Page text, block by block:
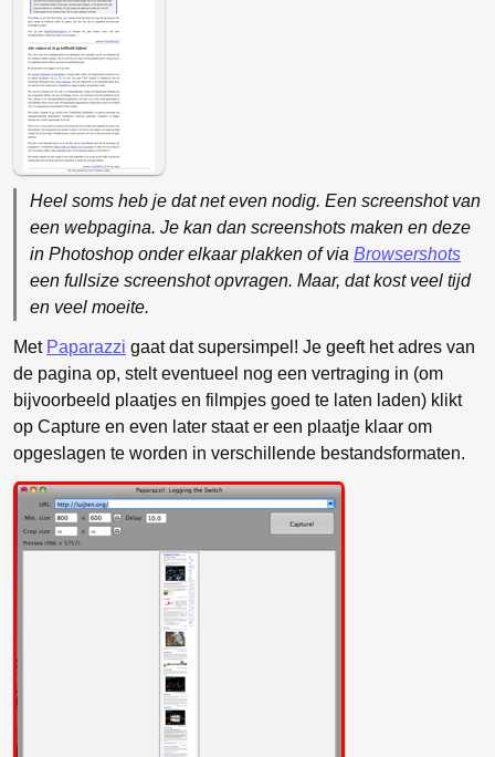
Heel soms heb je dat net even nodig. Een screenshot van
een webpagina. Je kan dan screenshots maken en deze
in Photoshop onder elkaar plakken of via Browsershots
een fullsize screenshot opvragen. Maar, dat kost veel tijd
en veel moeite.
Met Paparazzi gaat dat supersimpel! Je geeft het adres van
de pagina op, stelt eventueel nog een vertraging in (om
bijvoorbeeld plaatjes en filmpjes goed te laten laden) klikt
op Capture en even later staat er een plaatje klaar om
opgeslagen te worden in verschillende bestandsformaten.